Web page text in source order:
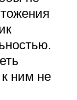
ним не